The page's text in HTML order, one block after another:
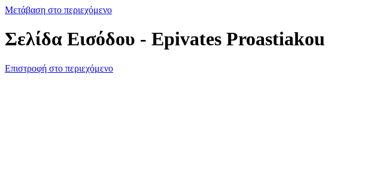
Μετάβαση στο περιεχόμενο
Σελίδα Εισόδου - Epivates Proastiakou
Επιστροφή στο περιεχόμενο